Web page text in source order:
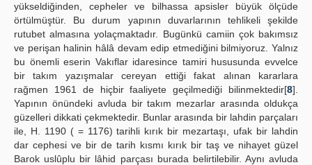
yükseldiğinden, cepheler ve bilhassa apsisler büyük ölçüde
örtülmüştür. Bu durum yapının duvarlarının tehlikeli şekilde
rutubet almasına yolaçmaktadır. Bugünkü camiin çok bakımsız
ve perişan halinin hâlâ devam edip etmediğini bilmiyoruz. Yalnız
bu önemli eserin Vakıflar idaresince tamiri hususunda evvelce
bir takım yazışmalar cereyan ettiği fakat alınan kararlara
rağmen 1961 de hiçbir faaliyete geçilmediği bilinmektedir[8].
Yapının önündeki avluda bir takım mezarlar arasında oldukça
güzelleri dikkati çekmektedir. Bunlar arasında bir lahdin parçaları
ile, H. 1190 ( = 1176) tarihli kırık bir mezartaşı, ufak bir lahdin
dar cephesi ve bir de tarih kısmı kırık bir taş ve nihayet güzel
Barok uslûplu bir lâhid parçası burada belirtilebilir. Aynı avluda